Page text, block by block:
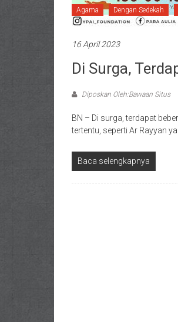
Agama Dengan Sedekah
16 April 2023
Di Surga,
Diposkan Oleh:Bawaan Situs
BN – Di surga, terdapat
tertentu, seperti Ar Rayyan
Baca selengkapnya